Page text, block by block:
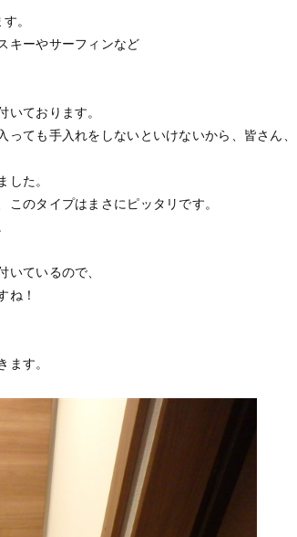
。
キーやサーフィンなど
ております。
っても手入れをしないといけないから、皆さん
した。
のタイプはまさにピッタリです。
いているので、
ね！
ます。